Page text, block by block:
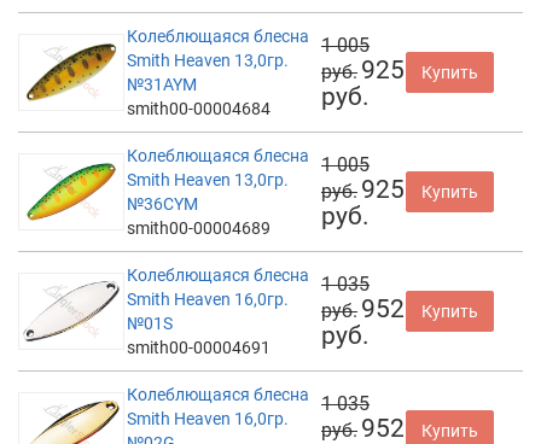
Колеблющаяся блесна
Smith Heaven 13,0гр.
№31AYM
smith00-00004684
1 005
руб. 925
руб.
Купить
Колеблющаяся блесна
Smith Heaven 13,0гр.
№36CYM
smith00-00004689
1 005
руб. 925
руб.
Купить
Колеблющаяся блесна
Smith Heaven 16,0гр.
№01S
smith00-00004691
1 035
руб. 952
руб.
Купить
Колеблющаяся блесна
Smith Heaven 16,0гр.
1 035
руб. 952
Купить